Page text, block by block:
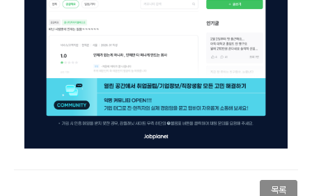
목록